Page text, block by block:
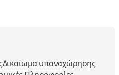
Δικαίωμα υπαναχώρησης